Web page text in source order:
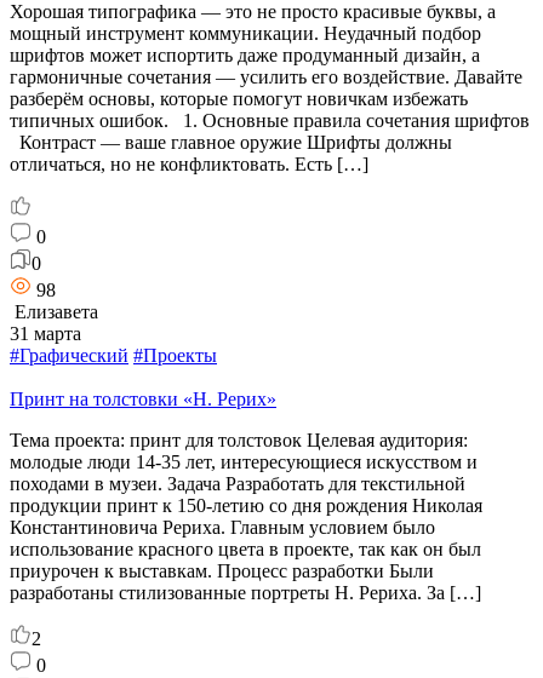
Хорошая типографика — это не просто красивые буквы, а
мощный инструмент коммуникации. Неудачный подбор
шрифтов может испортить даже продуманный дизайн, а
гармоничные сочетания — усилить его воздействие. Давайте
разберём основы, которые помогут новичкам избежать
типичных ошибок. 1. Основные правила сочетания шрифтов
Контраст — ваше главное оружие Шрифты должны
отличаться, но не конфликтовать. Есть […]
0
0
98
Елизавета
31 марта
#Графический #Проекты
Принт на толстовки «Н. Рерих»
Тема проекта: принт для толстовок Целевая аудитория:
молодые люди 14-35 лет, интересующиеся искусством и
походами в музеи. Задача Разработать для текстильной
продукции принт к 150-летию со дня рождения Николая
Константиновича Рериха. Главным условием было
использование красного цвета в проекте, так как он был
приурочен к выставкам. Процесс разработки Были
разработаны стилизованные портреты Н. Рериха. За […]
2
0